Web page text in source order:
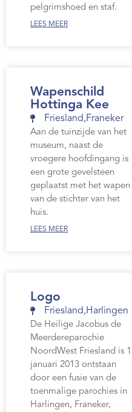
pelgrimshoed en staf.
LEES MEER
Wapenschild
Hottinga Kee
Friesland,Franeker
Aan de tuinzijde van het
museum, naast de
vroegere hoofdingang is
een grote gevelsteen
geplaatst met het wapen
van de stichter van het
huis.
LEES MEER
Logo
Friesland,Harlingen
De Heilige Jacobus de
Meerdereparochie
NoordWest Friesland is 1
januari 2013 ontstaan
door een fusie van de
toenmalige parochies in
Harlingen, Franeker,